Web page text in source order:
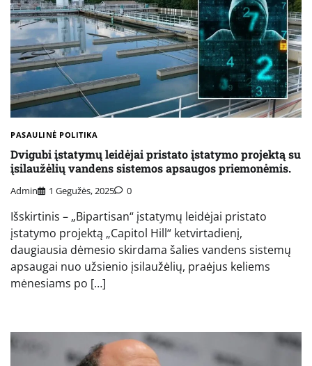
PASAULINĖ POLITIKA
Dvigubi įstatymų leidėjai pristato įstatymo projektą su
įsilaužėlių vandens sistemos apsaugos priemonėmis.
Admin 1 Gegužės, 2025 0
Išskirtinis – „Bipartisan“ įstatymų leidėjai pristato
įstatymo projektą „Capitol Hill“ ketvirtadienį,
daugiausia dėmesio skirdama šalies vandens sistemų
apsaugai nuo užsienio įsilaužėlių, praėjus keliems
mėnesiams po […]